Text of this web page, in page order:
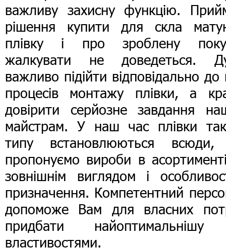
важливу захисну функцію.
рішення купити для скла
плівку і про зроблену
жалкувати не доведеться.
важливо підійти відповідально до
процесів монтажу плівки, а
довірити серйозне завдання
майстрам. У наш час плівки
типу встановлюються
пропонуємо вироби в
зовнішнім виглядом і
призначення. Компетентний
допоможе Вам для власних
придбати
властивостями.